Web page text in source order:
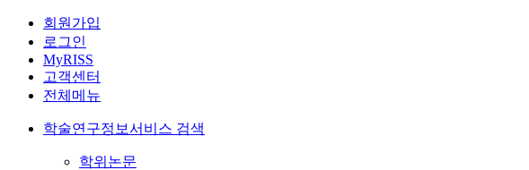
회원가입
로그인
MyRISS
고객센터
전체메뉴
학술연구정보서비스 검색
학위논문